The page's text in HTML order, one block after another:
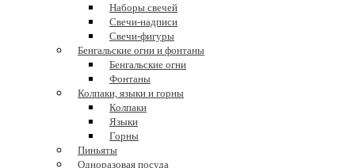
Наборы свечей
Свечи-надписи
Свечи-фигуры
Бенгальские огни и фонтаны
Бенгальские огни
Фонтаны
Колпаки, языки и горны
Колпаки
Языки
Горны
Пиньяты
Одноразовая посуда